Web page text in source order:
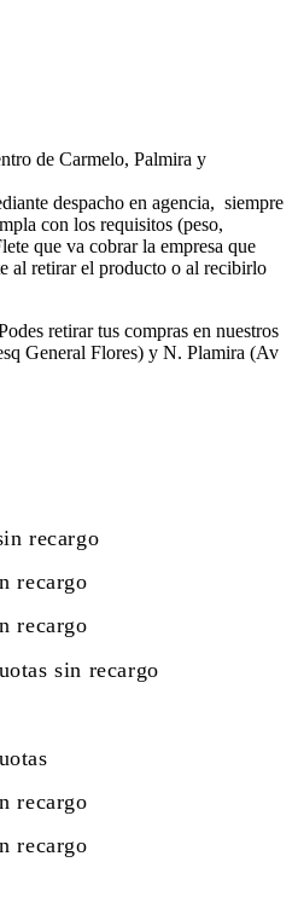
de Carmelo, Palmira y
despacho en agencia, siempre
con los requisitos (peso,
que va cobrar la empresa que
al retirar el producto o al recibirlo
retirar tus compras en nuestros
General Flores) y N. Plamira (Av
recargo
recargo
recargo
sin recargo
recargo
recargo